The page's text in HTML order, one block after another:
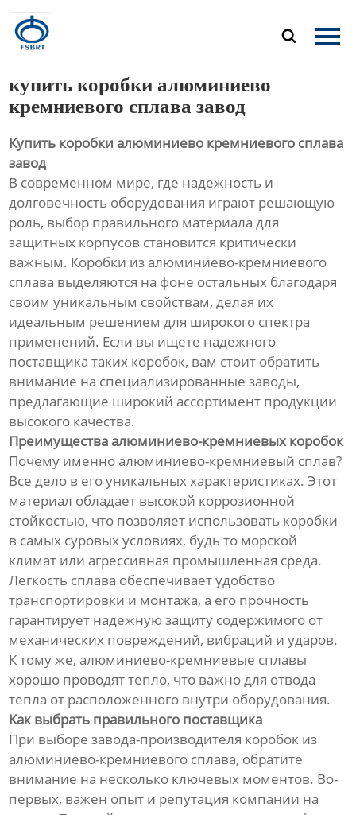

Главная
Новости
Контакты
купить коробки алюминиево
кремниевого сплава завод
Купить коробки алюминиево кремниевого сплава
завод
В современном мире, где надежность и
долговечность оборудования играют решающую
роль, выбор правильного материала для
защитных корпусов становится критически
важным. Коробки из алюминиево-кремниевого
сплава выделяются на фоне остальных благодаря
своим уникальным свойствам, делая их
идеальным решением для широкого спектра
применений. Если вы ищете надежного
поставщика таких коробок, вам стоит обратить
внимание на специализированные заводы,
предлагающие широкий ассортимент продукции
высокого качества.
Преимущества алюминиево-кремниевых коробок
Почему именно алюминиево-кремниевый сплав?
Все дело в его уникальных характеристиках. Этот
материал обладает высокой коррозионной
стойкостью, что позволяет использовать коробки
в самых суровых условиях, будь то морской
климат или агрессивная промышленная среда.
Легкость сплава обеспечивает удобство
транспортировки и монтажа, а его прочность
гарантирует надежную защиту содержимого от
механических повреждений, вибраций и ударов.
К тому же, алюминиево-кремниевые сплавы
хорошо проводят тепло, что важно для отвода
тепла от расположенного внутри оборудования.
Как выбрать правильного поставщика
При выборе завода-производителя коробок из
алюминиево-кремниевого сплава, обратите
внимание на несколько ключевых моментов. Во-
первых, важен опыт и репутация компании на